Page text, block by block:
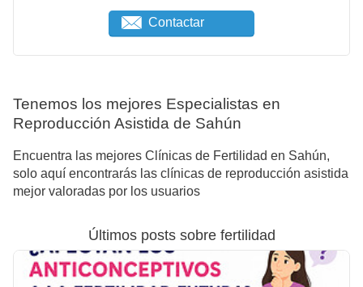
Contactar
Tenemos los mejores Especialistas en
Reproducción Asistida de Sahún
Encuentra las mejores Clínicas de Fertilidad en Sahún,
solo aquí encontrarás las clínicas de reproducción asistida
mejor valoradas por los usuarios
Últimos posts sobre fertilidad